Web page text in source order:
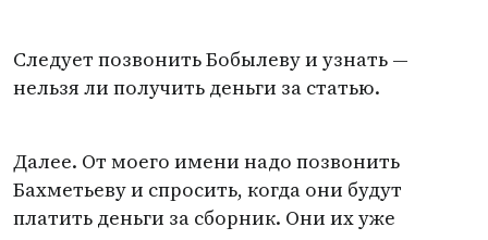
Следует позвонить Бобылеву и узнать —
нельзя ли получить деньги за статью.
Далее. От моего имени надо позвонить
Бахметьеву и спросить, когда они будут
платить деньги за сборник. Они их уже